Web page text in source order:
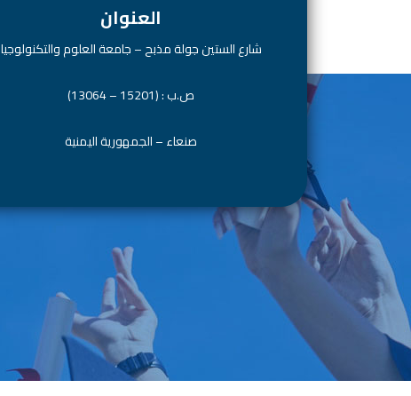
العنوان
شارع الستين جولة مذبح – جامعة العلوم والتكنولوجيا
ص.ب : (15201 – 13064)
صنعاء – الجمهورية اليمنية